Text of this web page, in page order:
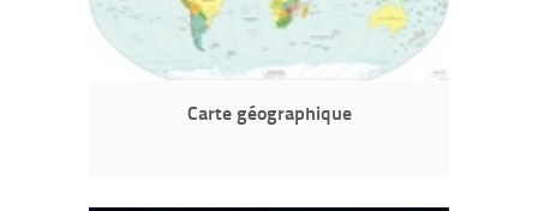
Carte géographique